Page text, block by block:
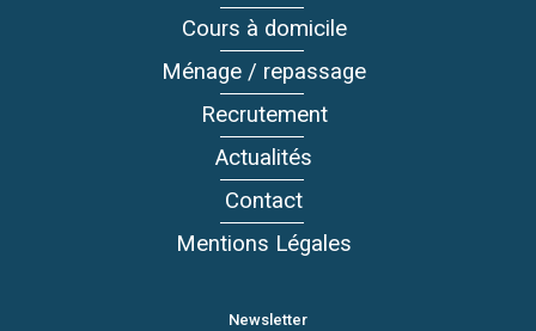
Cours à domicile
Ménage / repassage
Recrutement
Actualités
Contact
Mentions Légales
Newsletter